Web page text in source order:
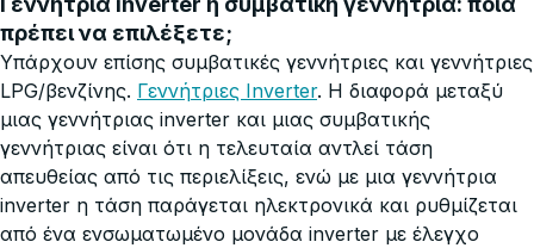
πρέπει να επιλέξετε;
Υπάρχουν επίσης συμβατικές γεννήτριες και γεννήτριες
LPG/βενζίνης. Γεννήτριες Inverter. Η διαφορά μεταξύ
μιας γεννήτριας inverter και μιας συμβατικής
γεννήτριας είναι ότι η τελευταία αντλεί τάση
απευθείας από τις περιελίξεις, ενώ με μια γεννήτρια
inverter η τάση παράγεται ηλεκτρονικά και ρυθμίζεται
από ένα ενσωματωμένο μονάδα inverter με έλεγχο